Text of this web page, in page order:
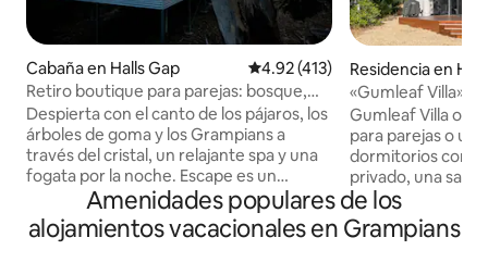
Cabaña en Halls Gap Calificación promedio: 4.92 de
4.92 (413)
Retiro boutique para parejas: bosque,
spa y fogata
Despierta con el canto de los pájaros, los
árboles de goma y los Grampians a
través del cristal, un relajante spa y una
fogata por la noche. Escape es un
refugio boutique para parejas en una
manzana boscosa privada doble: lo
suficientemente cerca como para
Residencia en
«Gumleaf Villa» -
Accommodation
Gumleaf Villa
para parejas o
dormitorios con
privado, una sala
cocina
proporcionan una
las vistas a la
Amenidades populares de los
alojamientos vacacionales en Grampians